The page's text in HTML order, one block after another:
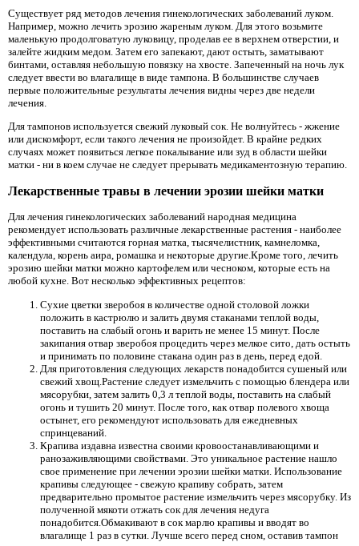
Существует ряд методов лечения гинекологических заболеваний луком.
Например, можно лечить эрозию жареным луком. Для этого возьмите
маленькую продолговатую луковицу, проделав ее в верхнем отверстии, и
залейте жидким медом. Затем его запекают, дают остыть, заматывают
бинтами, оставляя небольшую повязку на хвосте. Запеченный на ночь лук
следует ввести во влагалище в виде тампона. В большинстве случаев
первые положительные результаты лечения видны через две недели
лечения.
Для тампонов используется свежий луковый сок. Не волнуйтесь - жжение
или дискомфорт, если такого лечения не произойдет. В крайне редких
случаях может появиться легкое покалывание или зуд в области шейки
матки - ни в коем случае не следует прерывать медикаментозную терапию.
Лекарственные травы в лечении эрозии шейки матки
Для лечения гинекологических заболеваний народная медицина
рекомендует использовать различные лекарственные растения - наиболее
эффективными считаются горная матка, тысячелистник, камнеломка,
календула, корень аира, ромашка и некоторые другие.Кроме того, лечить
эрозию шейки матки можно картофелем или чесноком, которые есть на
любой кухне. Вот несколько эффективных рецептов:
Сухие цветки зверобоя в количестве одной столовой ложки
положить в кастрюлю и залить двумя стаканами теплой воды,
поставить на слабый огонь и варить не менее 15 минут. После
закипания отвар зверобоя процедить через мелкое сито, дать остыть
и принимать по половине стакана один раз в день, перед едой.
Для приготовления следующих лекарств понадобится сушеный или
свежий хвощ.Растение следует измельчить с помощью блендера или
мясорубки, затем залить 0,3 л теплой воды, поставить на слабый
огонь и тушить 20 минут. После того, как отвар полевого хвоща
остынет, его рекомендуют использовать для ежедневных
спринцеваний.
Крапива издавна известна своими кровоостанавливающими и
ранозаживляющими свойствами. Это уникальное растение нашло
свое применение при лечении эрозии шейки матки. Использование
крапивы следующее - свежую крапиву собрать, затем
предварительно промытое растение измельчить через мясорубку. Из
полученной мякоти отжать сок для лечения недуга
понадобится.Обмакивают в сок марлю крапивы и вводят во
влагалище 1 раз в сутки. Лучше всего перед сном, оставив тампон